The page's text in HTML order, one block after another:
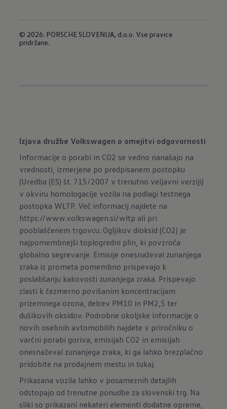
© 2026. PORSCHE SLOVENIJA, d.o.o. Vse pravice
pridržane.
Izjava družbe Volkswagen o omejitvi odgovornosti
Informacije o porabi in CO2 se vedno nanašajo na
vrednosti, izmerjene po predpisanem postopku
(Uredba (ES) št. 715/2007 v trenutno veljavni verziji)
v okviru homologacije vozila na podlagi testnega
postopka WLTP. Več informacij najdete na
https://www.volkswagen.si/wltp ali pri
pooblaščenem trgovcu. Ogljikov dioksid (CO2) je
najpomembnejši toplogredni plin, ki povzroča
globalno segrevanje. Emisije onesnaževal zunanjega
zraka iz prometa pomembno prispevajo k
poslabšanju kakovosti zunanjega zraka. Prispevajo
zlasti k čezmerno povišanim koncentracijam
prizemnega ozona, delcev PM10 in PM2,5 ter
dušikovih oksidov. Podrobne okoljske informacije o
novih osebnih avtomobilih najdete v priročniku o
varčni porabi goriva, emisijah CO2 in emisijah
onesnaževal zunanjega zraka, ki ga lahko brezplačno
pridobite na prodajnem mestu intukaj.
Prikazana vozila lahko v posameznih detajlih
odstopajo od trenutne ponudbe za slovenski trg. Na
sliki so prikazani nekateri elementi dodatne opreme,